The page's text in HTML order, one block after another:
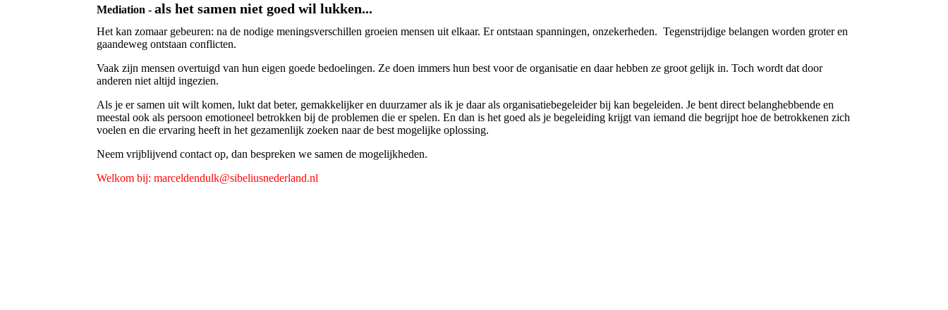
Mediation - als het samen niet goed wil lukken...
Het kan zomaar gebeuren: na de nodige meningsverschillen groeien mensen uit elkaar. Er ontstaan spanningen, onzekerheden. Tegenstrijdige belangen worden groter en
gaandeweg ontstaan conflicten.
Vaak zijn mensen overtuigd van hun eigen goede bedoelingen. Ze doen immers hun best voor de organisatie en daar hebben ze groot gelijk in. Toch wordt dat door
anderen niet altijd ingezien.
Als je er samen uit wilt komen, lukt dat beter, gemakkelijker en duurzamer als ik je daar als organisatiebegeleider bij kan begeleiden. Je bent direct belanghebbende en
meestal ook als persoon emotioneel betrokken bij de problemen die er spelen. En dan is het goed als je begeleiding krijgt van iemand die begrijpt hoe de betrokkenen zich
voelen en die ervaring heeft in het gezamenlijk zoeken naar de best mogelijke oplossing.
Neem vrijblijvend contact op, dan bespreken we samen de mogelijkheden.
Welkom bij: marceldendulk@sibeliusnederland.nl